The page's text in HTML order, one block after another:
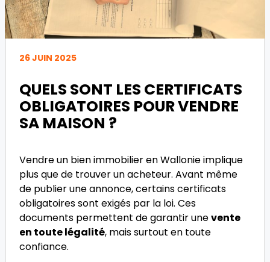
26 JUIN 2025
QUELS SONT LES CERTIFICATS
OBLIGATOIRES POUR VENDRE
SA MAISON ?
Vendre un bien immobilier en Wallonie implique
plus que de trouver un acheteur. Avant même
de publier une annonce, certains certificats
obligatoires sont exigés par la loi. Ces
documents permettent de garantir unevente
en toute légalité, mais surtout en toute
confiance.